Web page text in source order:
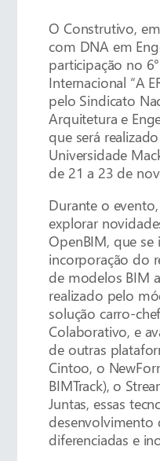
O Construtivo,
com DNA em
participação no
Internacional “A
pelo Sindicato
Arquitetura e
que será
Universidade
de 21 a 23 de
Durante o
explorar
OpenBIM, que se
incorporação do
de modelos BIM
realizado pelo
solução carro-
Colaborativo, e
de outras
Cintoo, o
BIMTrack), o
Juntas, essas
desenvolvimento
diferenciadas e